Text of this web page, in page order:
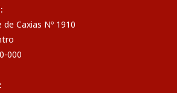
de Caxias Nº 1910
000